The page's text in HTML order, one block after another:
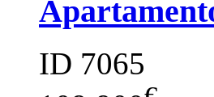
ID 7065